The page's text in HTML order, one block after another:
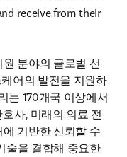
receive from their
분야의 글로벌 선
어의 발전을 지원하
는 170개국 이상에서
사, 미래의 의료 전
기반한 신뢰할 수
술을 결합해 중요한